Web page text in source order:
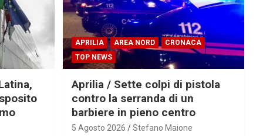
APRILIA AREA NORD
CRONACA
TOP NEWS
Aprilia / Sette colpi di pistola
contro la serranda di un
barbiere in pieno centro
5 Agosto 2026 Stefano Maione